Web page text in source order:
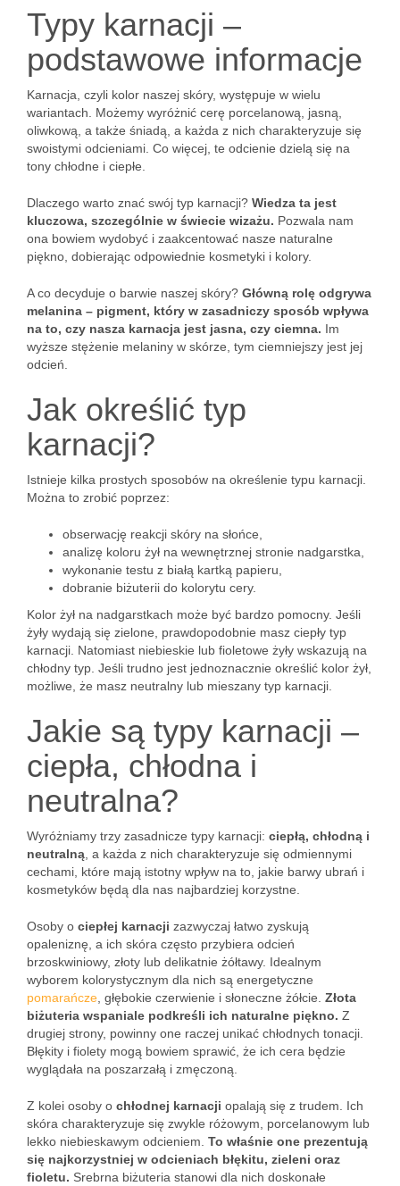
Typy karnacji –
podstawowe informacje
Karnacja, czyli kolor naszej skóry, występuje w wielu
wariantach. Możemy wyróżnić cerę porcelanową, jasną,
oliwkową, a także śniadą, a każda z nich charakteryzuje się
swoistymi odcieniami. Co więcej, te odcienie dzielą się na
tony chłodne i ciepłe.
Dlaczego warto znać swój typ karnacji? Wiedza ta jest
kluczowa, szczególnie w świecie wizażu. Pozwala nam
ona bowiem wydobyć i zaakcentować nasze naturalne
piękno, dobierając odpowiednie kosmetyki i kolory.
A co decyduje o barwie naszej skóry? Główną rolę odgrywa
melanina – pigment, który w zasadniczy sposób wpływa
na to, czy nasza karnacja jest jasna, czy ciemna. Im
wyższe stężenie melaniny w skórze, tym ciemniejszy jest jej
odcień.
Jak określić typ
karnacji?
Istnieje kilka prostych sposobów na określenie typu karnacji.
Można to zrobić poprzez:
obserwację reakcji skóry na słońce,
analizę koloru żył na wewnętrznej stronie nadgarstka,
wykonanie testu z białą kartką papieru,
dobranie biżuterii do kolorytu cery.
Kolor żył na nadgarstkach może być bardzo pomocny. Jeśli
żyły wydają się zielone, prawdopodobnie masz ciepły typ
karnacji. Natomiast niebieskie lub fioletowe żyły wskazują na
chłodny typ. Jeśli trudno jest jednoznacznie określić kolor żył,
możliwe, że masz neutralny lub mieszany typ karnacji.
Jakie są typy karnacji –
ciepła, chłodna i
neutralna?
Wyróżniamy trzy zasadnicze typy karnacji: ciepłą, chłodną i
neutralną , a każda z nich charakteryzuje się odmiennymi
cechami, które mają istotny wpływ na to, jakie barwy ubrań i
kosmetyków będą dla nas najbardziej korzystne.
Osoby o ciepłej karnacji zazwyczaj łatwo zyskują
opaleniznę, a ich skóra często przybiera odcień
brzoskwiniowy, złoty lub delikatnie żółtawy. Idealnym
wyborem kolorystycznym dla nich są energetyczne
pomarańcze , głębokie czerwienie i słoneczne żółcie. Złota
biżuteria wspaniale podkreśli ich naturalne piękno. Z
drugiej strony, powinny one raczej unikać chłodnych tonacji.
Błękity i fiolety mogą bowiem sprawić, że ich cera będzie
wyglądała na poszarzałą i zmęczoną.
Z kolei osoby o chłodnej karnacji opalają się z trudem. Ich
skóra charakteryzuje się zwykle różowym, porcelanowym lub
lekko niebieskawym odcieniem. To właśnie one prezentują
się najkorzystniej w odcieniach błękitu, zieleni oraz
fioletu. Srebrna biżuteria stanowi dla nich doskonałe